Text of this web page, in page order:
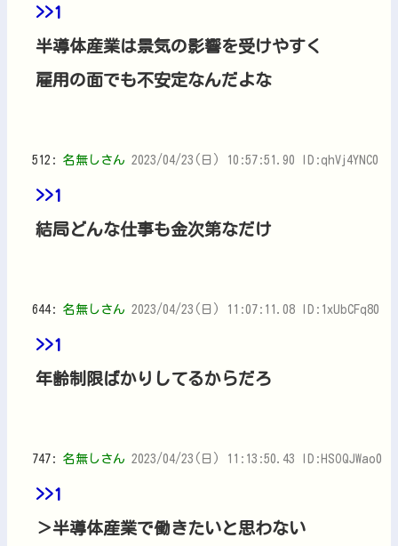
>>1
半導体産業は景気の影響を受けやすく
雇用の面でも不安定なんだよな
512: 名無しさん 2023/04/23(日) 10:57:51.90 ID:qhVj4YNC0
>>1
結局どんな仕事も金次第なだけ
644: 名無しさん 2023/04/23(日) 11:07:11.08 ID:1xUbCFq80
>>1
年齢制限ばかりしてるからだろ
747: 名無しさん 2023/04/23(日) 11:13:50.43 ID:HSOQJWao0
>>1
＞半導体産業で働きたいと思わない